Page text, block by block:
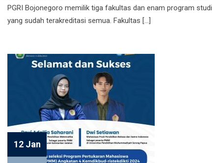
PGRI Bojonegoro memilik tiga fakultas dan enam program studi
yang sudah terakreditasi semua. Fakultas […]
12 Jan